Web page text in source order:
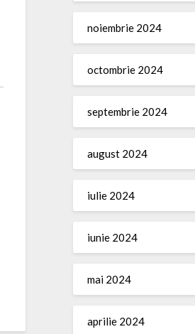
noiembrie 2024
octombrie 2024
septembrie 2024
august 2024
iulie 2024
iunie 2024
mai 2024
aprilie 2024